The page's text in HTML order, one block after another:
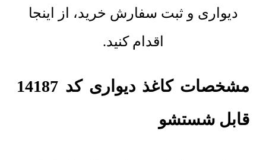
دیواری و ثبت سفارش خرید، از اینجا
اقدام کنید.
مشخصات کاغذ دیواری کد 14187
قابل شستشو